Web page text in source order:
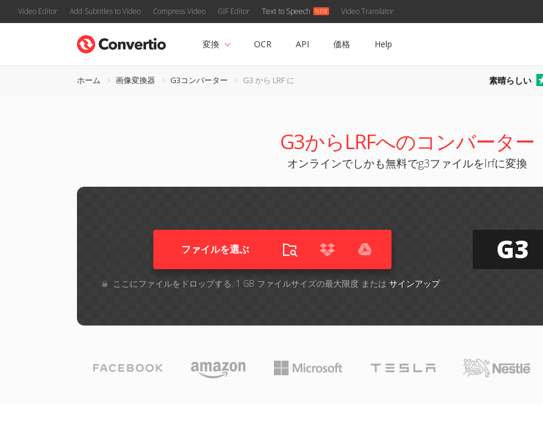
Video Editor Add Subtitles to Video Compress Video GIF Editor Text to Speech Video Translator
変換 OCR API 価格 Help
ホーム 画像変換器 G3コンバーター G3 から LRF に 素晴らしい
G3からLRFへのコンバーター
オンラインでしかも無料でg3ファイルをlrfに変換
ファイルを選ぶ
ここにファイルをドロップする. 1 GB ファイルサイズの最大限度 または サインアップ
G3